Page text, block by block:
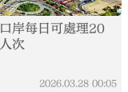
岸每日可處理20
次
2026.03.28 00:05